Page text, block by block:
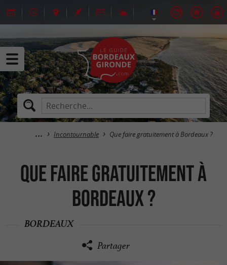
Incontournable Que faire gratuitement à Bordeaux ?
Que faire gratuitement à
Bordeaux ?
BORDEAUX
Partager